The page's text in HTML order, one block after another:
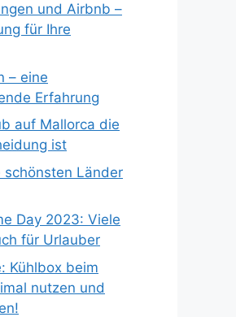
und Airbnb –
für Ihre
– eine
Erfahrung
auf Mallorca die
ist
schönsten Länder
Day 2023: Viele
für Urlauber
Kühlbox beim
nutzen und